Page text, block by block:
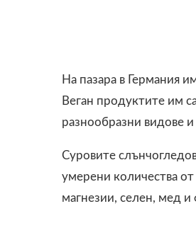
На пазара в Германия
Веган продуктите им
разнообразни видове
Суровите
умерени количества
магнезии, селен, мед и